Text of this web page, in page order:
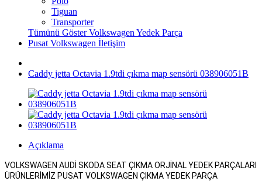
Tiguan
Transporter
Tümünü Göster Volkswagen Yedek Parça
Pusat Volkswagen İletişim
Caddy jetta Octavia 1.9tdi çıkma map sensörü 038906051B
Açıklama
VOLKSWAGEN AUDİ SKODA SEAT ÇIKMA ORJİNAL YEDEK PARÇALARI
ÜRÜNLERİMİZ PUSAT VOLKSWAGEN ÇIKMA YEDEK PARÇA